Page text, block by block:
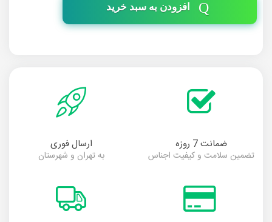
افزودن به سبد خرید
ضمانت 7 روزه
تضمین سلامت و کیفیت اجناس
ارسال فوری
به تهران و شهرستان